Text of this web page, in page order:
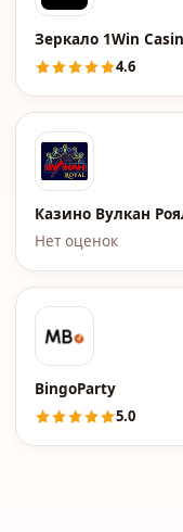
Зеркало 1Win
4.6
Казино Вулкан
Нет оценок
BingoParty
5.0